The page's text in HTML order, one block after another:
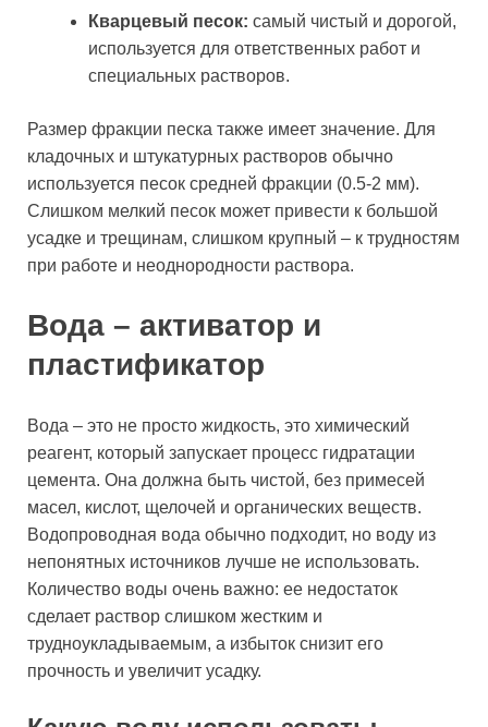
Кварцевый песок: самый чистый и дорогой,
используется для ответственных работ и
специальных растворов.
Размер фракции песка также имеет значение. Для
кладочных и штукатурных растворов обычно
используется песок средней фракции (0.5-2 мм).
Слишком мелкий песок может привести к большой
усадке и трещинам, слишком крупный – к трудностям
при работе и неоднородности раствора.
Вода – активатор и
пластификатор
Вода – это не просто жидкость, это химический
реагент, который запускает процесс гидратации
цемента. Она должна быть чистой, без примесей
масел, кислот, щелочей и органических веществ.
Водопроводная вода обычно подходит, но воду из
непонятных источников лучше не использовать.
Количество воды очень важно: ее недостаток
сделает раствор слишком жестким и
трудноукладываемым, а избыток снизит его
прочность и увеличит усадку.